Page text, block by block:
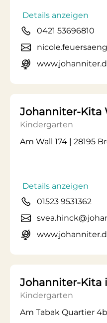
Details anzeigen
0421 53696810
Johanniter-Kita
Kindergarten
Am Wall 174 | 28195
Details anzeigen
01523 9531362
Johanniter-Kita
Kindergarten
Am Tabak Quartier